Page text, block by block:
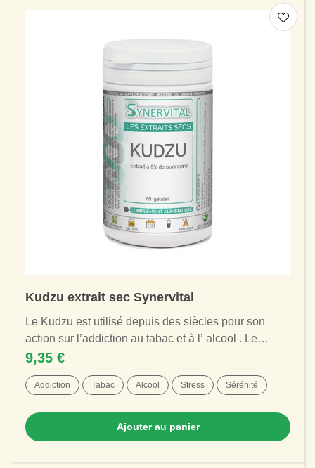
Kudzu extrait sec Synervital
Le Kudzu est utilisé depuis des siècles pour son
action sur l’addiction au tabac et à l’ alcool . Le
9,35 €
Addiction Tabac Alcool Stress Sérénité
Ajouter au panier